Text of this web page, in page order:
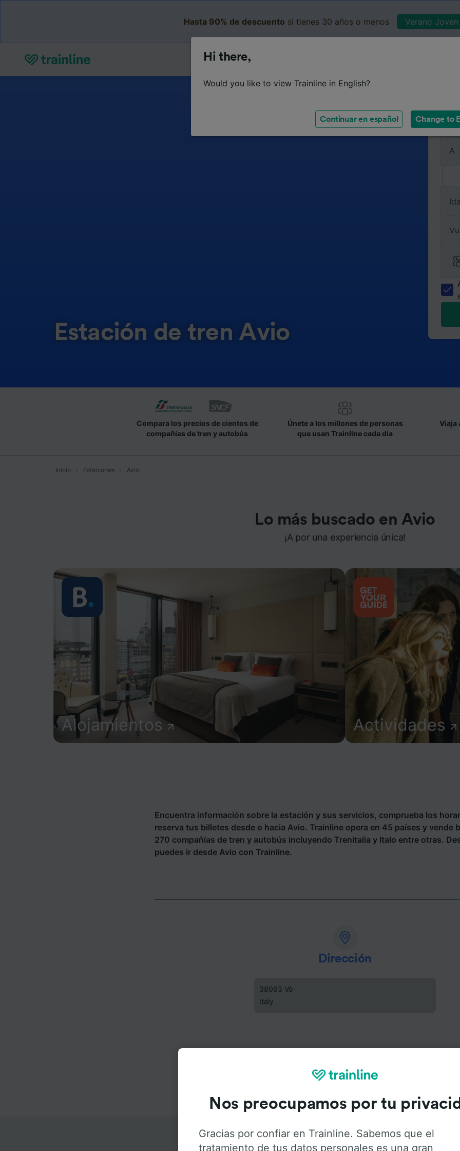
Hasta 90% de descuento si tienes 30 años o menos Verano
Estación de tren Avio
De
A
Compara los precios de cientos de
compañías de tren y autobús
Únete a los millones de personas
que usan Trainline cada día
Viaja
Inicio Estaciones Avio
Lo más buscado en Avio
¡A por una experiencia única!
Alojamientos Actividades
Encuentra información sobre la estación y sus servicios, comprueba los
reserva tus billetes desde o hacia Avio. Trainline opera en 45 países y vende
270 compañías de tren y autobús incluyendo Trenitalia y Italo entre otras.
puedes ir desde Avio con Trainline.
Dirección
38063 Vò
Italy
Hi there,
Would you like to view Trainline in English?
Continuar en español Change to
Nos preocupamos por tu
Gracias por confiar en Trainline. Sabemos que el
tratamiento de tus datos personales es una gran